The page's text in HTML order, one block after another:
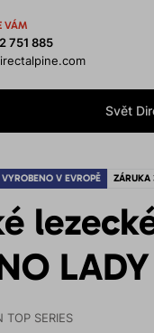
VÁM
751 885
Svět
VYROBENO V EVROPĚ ZÁRUKA
TOP SERIES